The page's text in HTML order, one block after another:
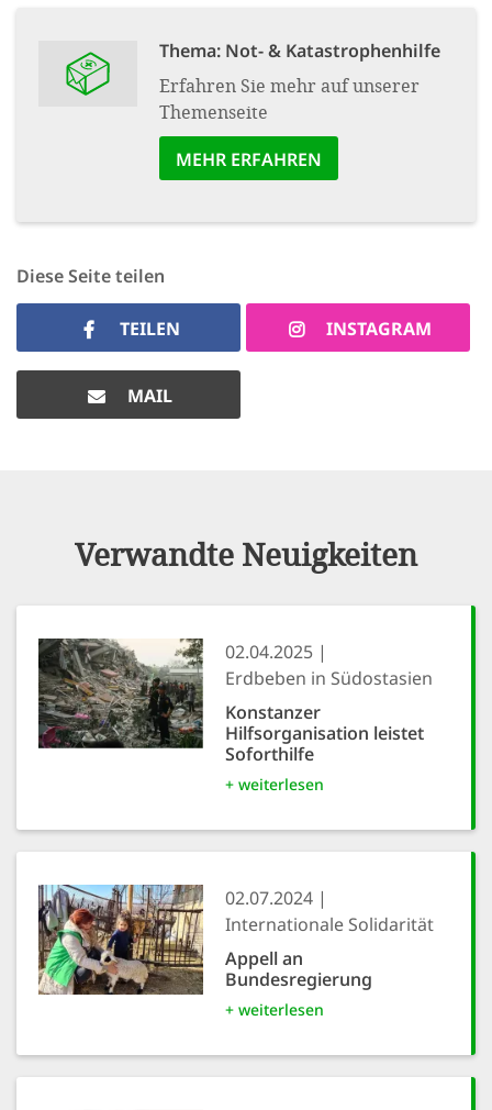
Thema: Not- & Kata­strophen­hilfe
Erfahren Sie mehr auf unserer
Themenseite
MEHR ERFAHREN
Diese Seite teilen
TEILEN INSTAGRAM
MAIL
Verwandte Neuigkeiten
02.04.2025
Erdbeben in Südostasien
Konstanzer
Hilfsorganisation leistet
Soforthilfe
+ weiterlesen
02.07.2024
Internationale Solidarität
Appell an
Bundesregierung
+ weiterlesen